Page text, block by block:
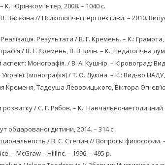
Юрін-ком Інтер, 2008. – 1040 с.
// Психологічні перспективи. – 2010.
Результати / В. Г. Кремень. – К.: Грамота,
/ В. Г. Кремень, В. В. Іллін. – К.: Педагогічна
Монографія. / В. А. Кушнір. – Кіровоград:
[монографія] / Т. О. Лукіна. – К.: Вид-во НАДУ,
Кременя, Тадеуша Левовицького, Віктора
розвитку / С. Г. Рябов. – К.: Навчально-
обдарованої дитини, 2014. – 314 с.
/ В. С. Степин // Вопросы философии. –
– McGraw – HillInc. – 1996. – 495 p.